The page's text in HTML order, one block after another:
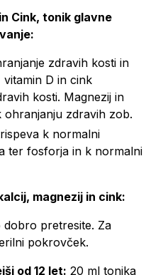
Cink, tonik glavne
zdravih kosti in
vitamin D in cink
kosti. Magnezij in
ohranjanju zdravih zob.
k normalni
ter fosforja in k normalni
magnezij in cink:
pretresite. Za
pokrovček.
od 12 let: 20 ml tonika